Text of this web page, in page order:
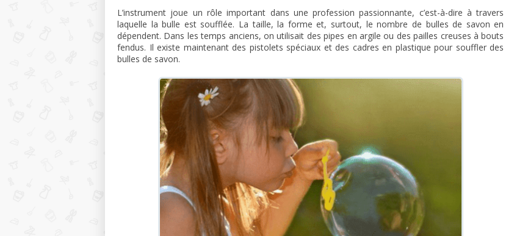
L’instrument joue un rôle important dans une profession passionnante, c’est-à-dire à travers
laquelle la bulle est soufflée. La taille, la forme et, surtout, le nombre de bulles de savon en
dépendent. Dans les temps anciens, on utilisait des pipes en argile ou des pailles creuses à bouts
fendus. Il existe maintenant des pistolets spéciaux et des cadres en plastique pour souffler des
bulles de savon.